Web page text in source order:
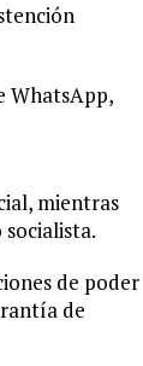
WhatsApp,
mientras
de poder
de